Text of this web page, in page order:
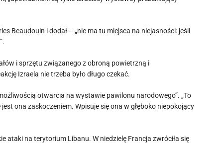
Beaudouin i dodał – „nie ma tu miejsca na niejasności: jeśli
i sprzętu związanego z obroną powietrzną i
Izraela nie trzeba było długo czekać.
otwarcia na wystawie pawilonu narodowego”. „To
ona zaskoczeniem. Wpisuje się ona w głęboko niepokojący
ataki na terytorium Libanu. W niedzielę Francja zwróciła się